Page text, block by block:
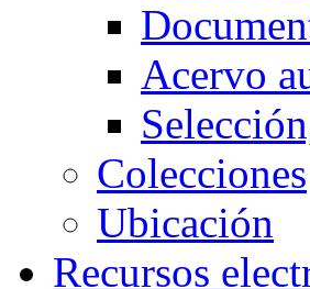
Acervo
Colecciones
Ubicación
Recursos